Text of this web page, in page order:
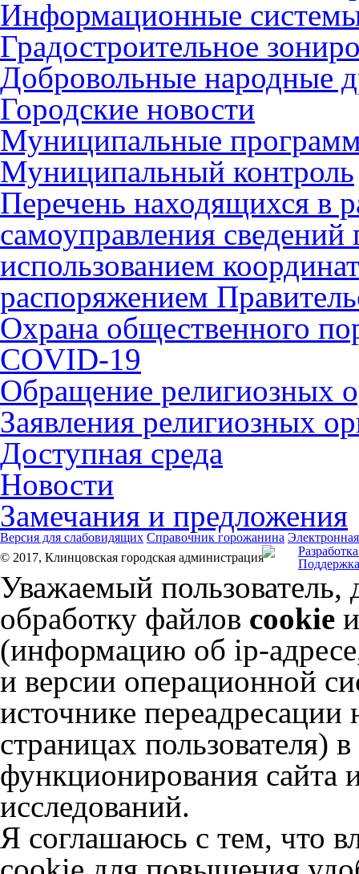
Информационные
Градостроительное
Добровольные народные
Городские новости
Муниципальные
Муниципальный контроль
Перечень находящихся в
самоуправления
использованием
распоряжением
Охрана общественного
COVID-19
Обращение религиозных
Заявления религиозных
Доступная среда
Новости
Замечания и предложения
Версия для слабовидящих Справочник горожанина
© 2017, Клинцовская городская администрация
Уважаемый пользователь,
обработку файлов cookie
(информацию об ip-адресе
и версии операционной
источнике
страницах пользователя)
функционирования сайта
исследований.
Я соглашаюсь с тем, что